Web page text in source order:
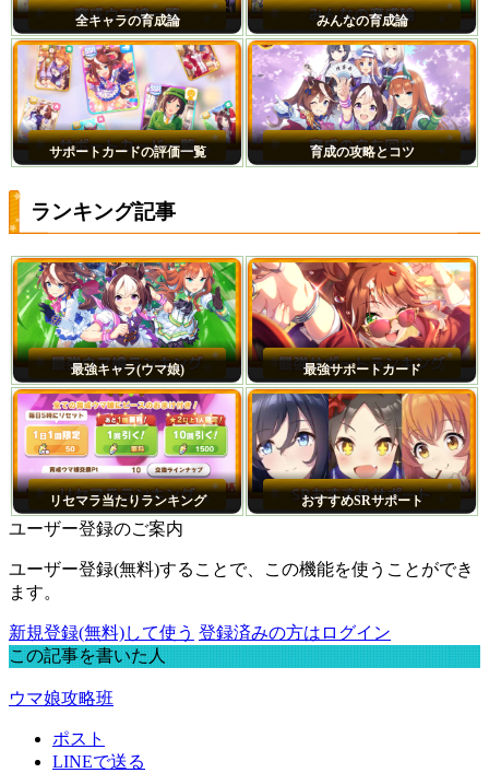
全キャラの育成論 みんなの育成論
サポートカードの評価一覧 育成の攻略とコツ
ランキング記事
最強キャラ(ウマ娘) 最強サポートカード
リセマラ当たりランキング おすすめSRサポート
ユーザー登録のご案内
ユーザー登録(無料)することで、この機能を使うことができ
ます。
新規登録(無料)して使う 登録済みの方はログイン
この記事を書いた人
ウマ娘攻略班
ポスト
LINEで送る